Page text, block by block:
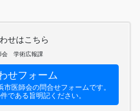
せはこちら
会 学術広報課
せフォーム
医師会の問合せフォームです。
である旨明記ください。